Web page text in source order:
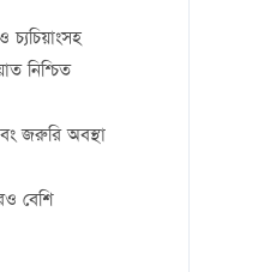
নিশ্চিত
জরুরি অবস্থা
বেশি